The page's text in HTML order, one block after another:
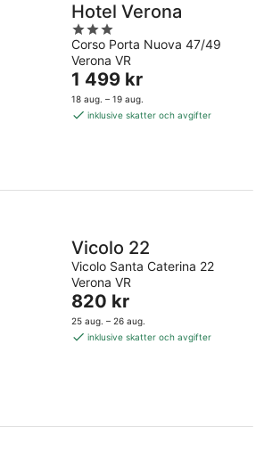
Hotel Verona
3
out
of
5
Corso Porta Nuova 47/49
Verona VR
Priset
är
1 499 kr
1 499 kr
18 aug. – 19 aug.
inklusive skatter och avgifter
Vicolo 22
Vicolo Santa Caterina 22
Verona VR
Priset
är
820 kr
820 kr
25 aug. – 26 aug.
inklusive skatter och avgifter